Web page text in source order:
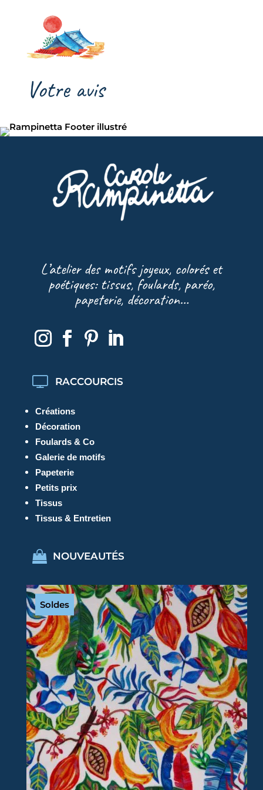
Votre avis
L’atelier des motifs joyeux, colorés et
poétiques: tissus, foulards, paréo,
papeterie, décoration…
RACCOURCIS
Créations
Décoration
Foulards & Co
Galerie de motifs
Papeterie
Petits prix
Tissus
Tissus & Entretien
NOUVEAUTÉS
Soldes